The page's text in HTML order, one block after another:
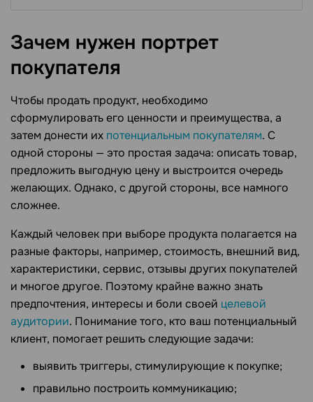
Зачем нужен портрет
покупателя
Чтобы продать продукт, необходимо
сформулировать его ценности и преимущества, а
затем донести их потенциальным покупателям. С
одной стороны — это простая задача: описать товар,
предложить выгодную цену и выстроится очередь
желающих. Однако, с другой стороны, все намного
сложнее.
Каждый человек при выборе продукта полагается на
разные факторы, например, стоимость, внешний вид,
характеристики, сервис, отзывы других покупателей
и многое другое. Поэтому крайне важно знать
предпочтения, интересы и боли своей целевой
аудитории. Понимание того, кто ваш потенциальный
клиент, помогает решить следующие задачи:
выявить триггеры, стимулирующие к покупке;
правильно построить коммуникацию;